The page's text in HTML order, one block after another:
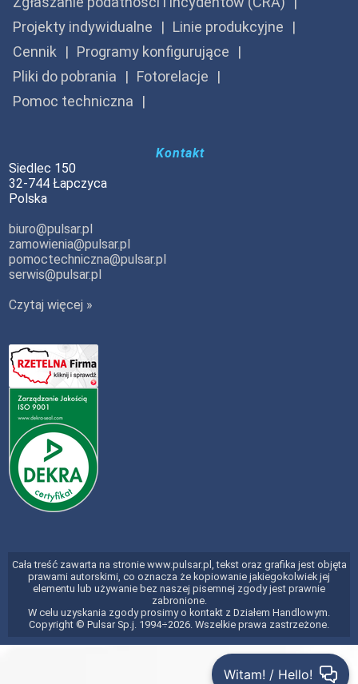
Projekty indywidualne
Linie produkcyjne
Cennik
Programy konfigurujące
Pliki do pobrania
Fotorelacje
Pomoc techniczna
Kontakt
Siedlec 150
32-744 Łapczyca
Polska
biuro@pulsar.pl
zamowienia@pulsar.pl
pomoctechniczna@pulsar.pl
serwis@pulsar.pl
Czytaj więcej »
Cała treść zawarta na stronie www.pulsar.pl, tekst oraz grafika jest objęta
prawami autorskimi, co oznacza że kopiowanie jakiegokolwiek jej
elementu lub używanie bez naszej pisemnej zgody jest prawnie
zabronione.
W celu uzyskania zgody prosimy o kontakt z Działem Handlowym.
Copyright © Pulsar Sp.j. 1994÷2026. Wszelkie prawa zastrzeżone.
Witam! / Hello!